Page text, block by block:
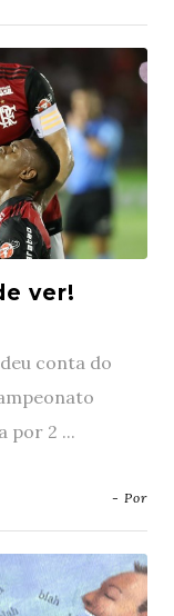
ver!
conta do
por 2 ...
- Por